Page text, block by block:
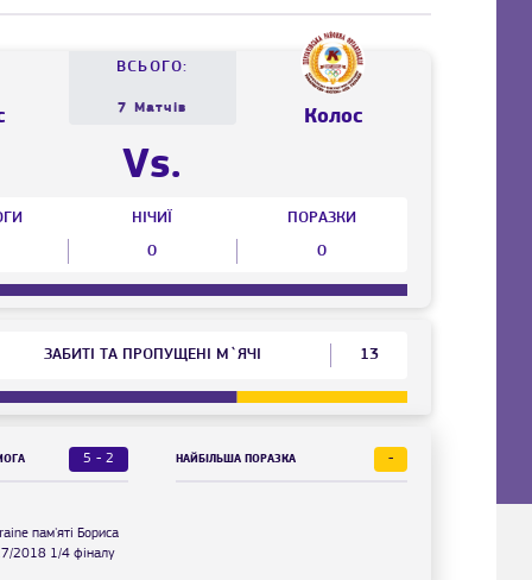
ВСЬОГО:
7 Матчів
Vs.
Колос
НІЧИЇ
0
ПОРАЗКИ
0
ЗАБИТІ ТА ПРОПУЩЕНІ М`ЯЧІ 13
5 - 2
пам'яті Бориса
2018 1/4 фіналу
НАЙБІЛЬША ПОРАЗКА -